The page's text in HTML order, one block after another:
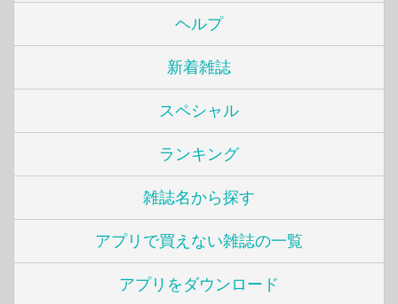
ヘルプ
新着雑誌
スペシャル
ランキング
雑誌名から探す
アプリで買えない雑誌の一覧
アプリをダウンロード